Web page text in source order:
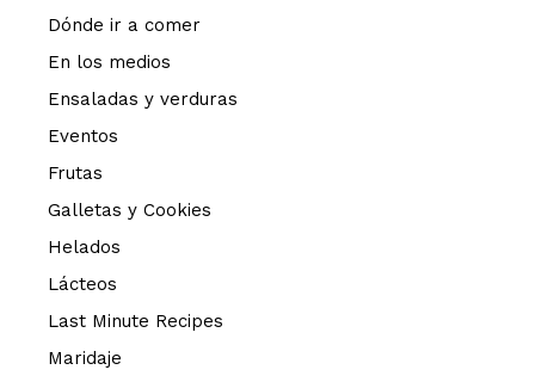
Dónde ir a comer
En los medios
Ensaladas y verduras
Eventos
Frutas
Galletas y Cookies
Helados
Lácteos
Last Minute Recipes
Maridaje